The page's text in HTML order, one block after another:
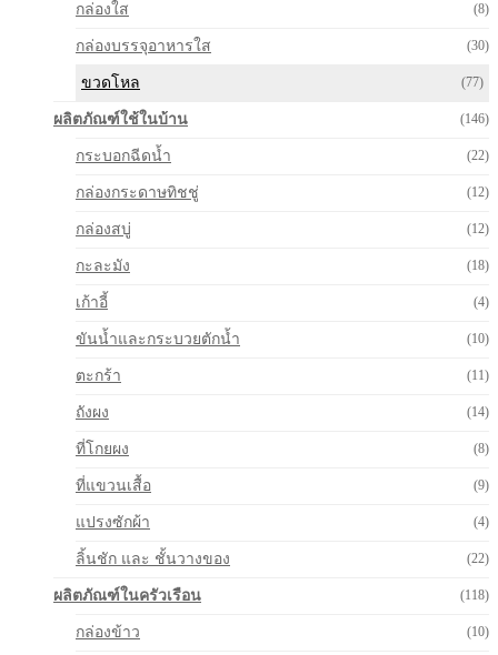
กล่องใส (8)
กล่องบรรจุอาหารใส (30)
ขวดโหล (77)
ผลิตภัณฑ์ใช้ในบ้าน (146)
กระบอกฉีดน้ำ (22)
กล่องกระดาษทิชชู่ (12)
กล่องสบู่ (12)
กะละมัง (18)
เก้าอี้ (4)
ขันน้ำและกระบวยตักน้ำ (10)
ตะกร้า (11)
ถังผง (14)
ที่โกยผง (8)
ที่แขวนเสื้อ (9)
แปรงซักผ้า (4)
ลิ้นชัก และ ชั้นวางของ (22)
ผลิตภัณฑ์ในครัวเรือน (118)
กล่องข้าว (10)